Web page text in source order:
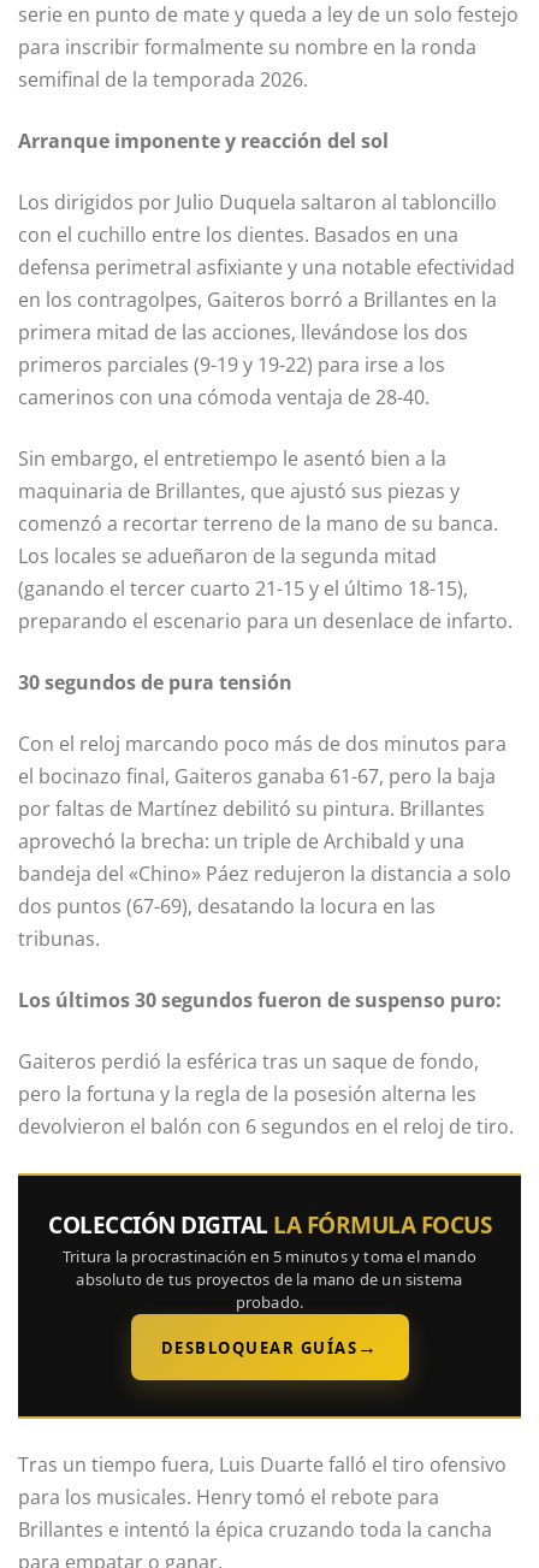
serie en punto de mate y queda a ley de un solo festejo
para inscribir formalmente su nombre en la ronda
semifinal de la temporada 2026.
Arranque imponente y reacción del sol
Los dirigidos por Julio Duquela saltaron al tabloncillo
con el cuchillo entre los dientes. Basados en una
defensa perimetral asfixiante y una notable efectividad
en los contragolpes, Gaiteros borró a Brillantes en la
primera mitad de las acciones, llevándose los dos
primeros parciales (9-19 y 19-22) para irse a los
camerinos con una cómoda ventaja de 28-40.
Sin embargo, el entretiempo le asentó bien a la
maquinaria de Brillantes, que ajustó sus piezas y
comenzó a recortar terreno de la mano de su banca.
Los locales se adueñaron de la segunda mitad
(ganando el tercer cuarto 21-15 y el último 18-15),
preparando el escenario para un desenlace de infarto.
30 segundos de pura tensión
Con el reloj marcando poco más de dos minutos para
el bocinazo final, Gaiteros ganaba 61-67, pero la baja
por faltas de Martínez debilitó su pintura. Brillantes
aprovechó la brecha: un triple de Archibald y una
bandeja del «Chino» Páez redujeron la distancia a solo
dos puntos (67-69), desatando la locura en las
tribunas.
Los últimos 30 segundos fueron de suspenso puro:
Gaiteros perdió la esférica tras un saque de fondo,
pero la fortuna y la regla de la posesión alterna les
devolvieron el balón con 6 segundos en el reloj de tiro.
COLECCIÓN DIGITAL LA FÓRMULA FOCUS
Tritura la procrastinación en 5 minutos y toma el mando
absoluto de tus proyectos de la mano de un sistema
probado.
DESBLOQUEAR GUÍAS →
Tras un tiempo fuera, Luis Duarte falló el tiro ofensivo
para los musicales. Henry tomó el rebote para
Brillantes e intentó la épica cruzando toda la cancha
para empatar o ganar.